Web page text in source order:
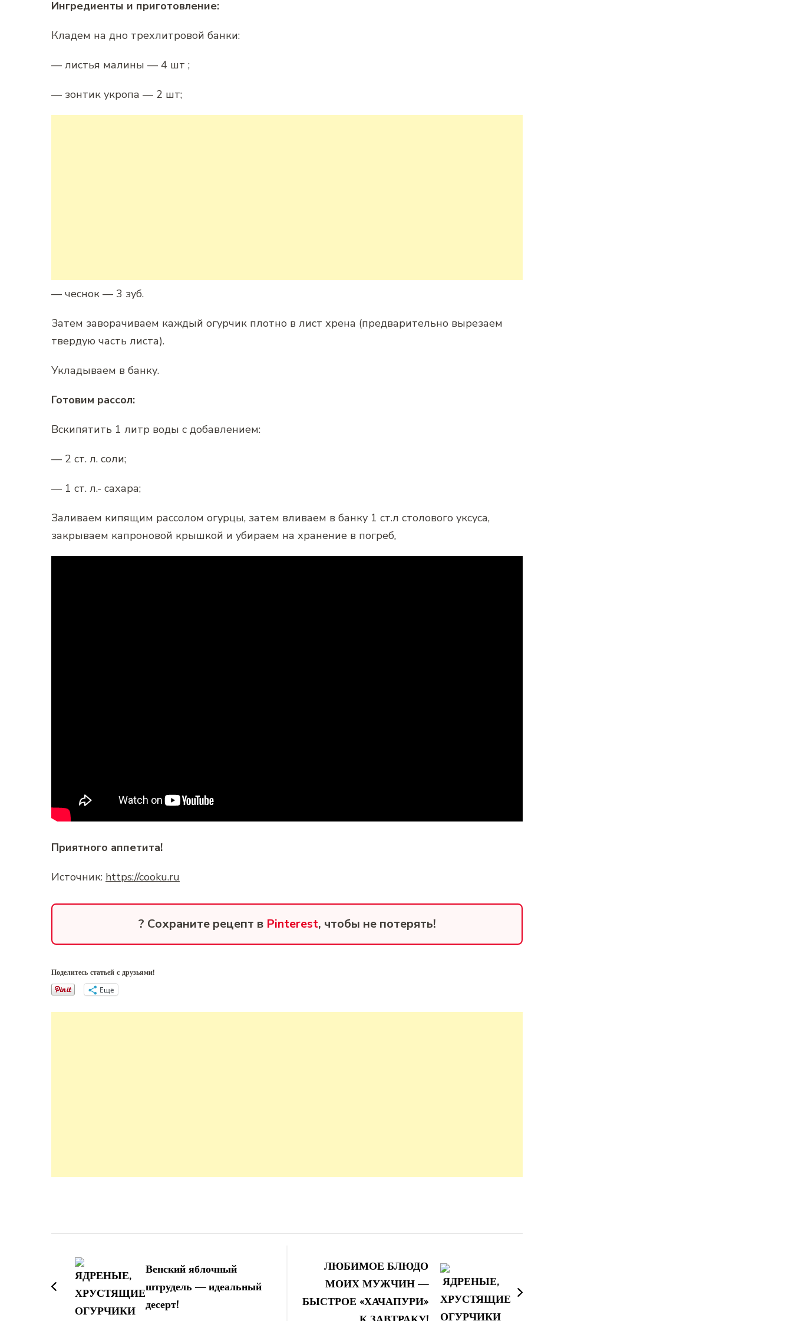
Ингредиенты и приготовление:
Кладем на дно трехлитровой банки:
— листья малины — 4 шт ;
— зонтик укропа — 2 шт;
— чеснок — 3 зуб.
Затем заворачиваем каждый огурчик плотно в лист хрена (предварительно вырезаем
твердую часть листа).
Укладываем в банку.
Готовим рассол:
Вскипятить 1 литр воды с добавлением:
— 2 ст. л. соли;
— 1 ст. л.- cахара;
Заливаем кипящим рассолом огурцы, затем вливаем в банку 1 ст.л столового уксуса,
закрываем капроновой крышкой и убираем на хранение в погреб.
Приятного аппетита!
Источник: https://cooku.ru
? Сохраните рецепт в Pinterest, чтобы не потерять!
Поделитесь статьей с друзьями!
Ещё
записям
Венский яблочный
штрудель — идеальный
десерт!
ЛЮБИМОЕ БЛЮДО
МОИХ МУЖЧИН —
БЫСТРОЕ «ХАЧАПУРИ»